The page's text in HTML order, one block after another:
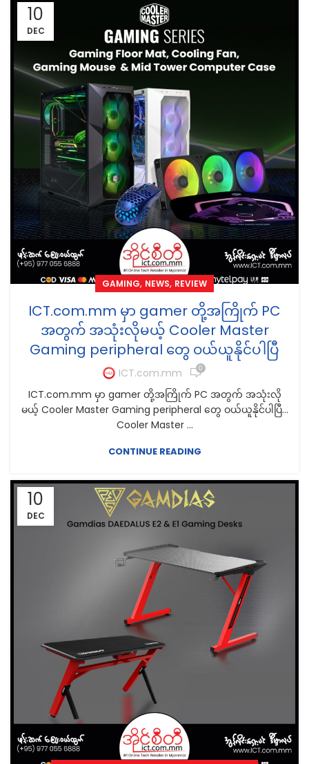
10
DEC
GAMING, NEWS, REVIEW
ICT.com.mm မှာ gamer တို့အကြိုက် PC
အတွက် အသုံးလိုမယ့် Cooler Master
Gaming peripheral တွေ ဝယ်ယူနိုင်ပါပြီ
ICT.com.mm 0
ICT.com.mm မှာ gamer တို့အကြိုက် PC အတွက် အသုံးလို
မယ့် Cooler Master Gaming peripheral တွေ ဝယ်ယူနိုင်ပါပြီ...
Cooler Master ...
CONTINUE READING
10
DEC